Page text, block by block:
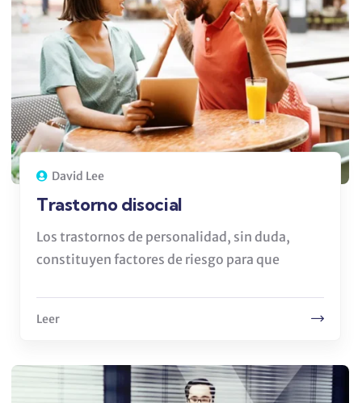
David Lee
Trastorno disocial
Los trastornos de personalidad, sin duda,
constituyen factores de riesgo para que
Leer